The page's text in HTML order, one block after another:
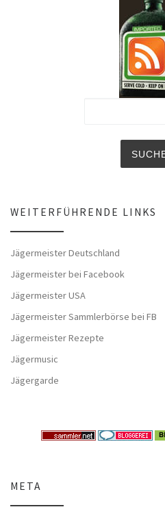
WEITERFÜHRENDE LINKS
Jägermeister Deutschland
Jägermeister bei Facebook
Jägermeister USA
Jägermeister Sammlerbörse bei FB
Jägermeister Rezepte
Jägermusic
Jägergarde
META